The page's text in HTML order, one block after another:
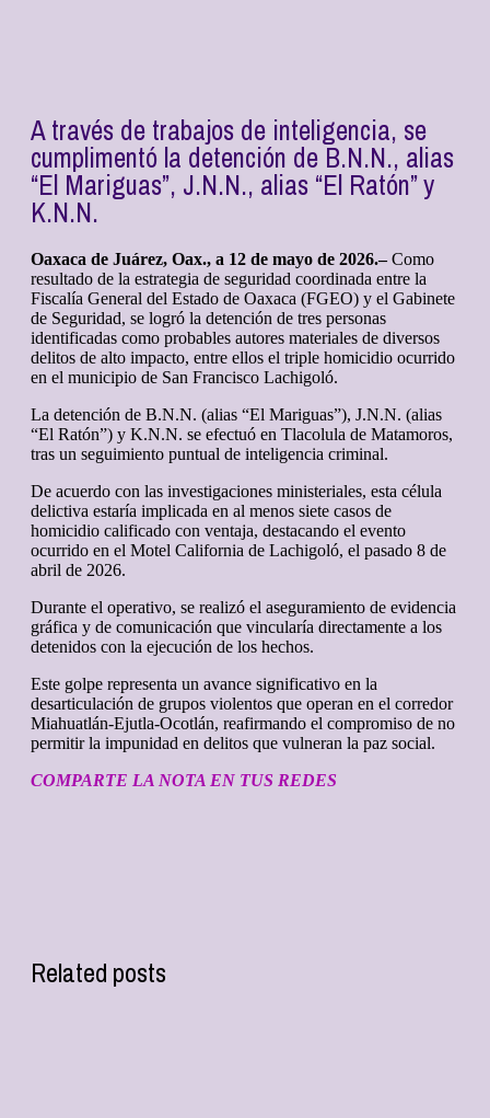
A través de trabajos de inteligencia, se
cumplimentó la detención de B.N.N., alias
“El Mariguas”, J.N.N., alias “El Ratón” y
K.N.N.
Oaxaca de Juárez, Oax., a 12 de mayo de 2026.–Como
resultado de la estrategia de seguridad coordinada entre la
Fiscalía General del Estado de Oaxaca (FGEO) y el Gabinete
de Seguridad, se logró la detención de tres personas
identificadas como probables autores materiales de diversos
delitos de alto impacto, entre ellos el triple homicidio ocurrido
en el municipio de San Francisco Lachigoló.
La detención de B.N.N. (alias “El Mariguas”), J.N.N. (alias
“El Ratón”) y K.N.N. se efectuó en Tlacolula de Matamoros,
tras un seguimiento puntual de inteligencia criminal.
De acuerdo con las investigaciones ministeriales, esta célula
delictiva estaría implicada en al menos siete casos de
homicidio calificado con ventaja, destacando el evento
ocurrido en el Motel California de Lachigoló, el pasado 8 de
abril de 2026.
Durante el operativo, se realizó el aseguramiento de evidencia
gráfica y de comunicación que vincularía directamente a los
detenidos con la ejecución de los hechos.
Este golpe representa un avance significativo en la
desarticulación de grupos violentos que operan en el corredor
Miahuatlán-Ejutla-Ocotlán, reafirmando el compromiso de no
permitir la impunidad en delitos que vulneran la paz social.
COMPARTE LA NOTA EN TUS REDES
Related posts